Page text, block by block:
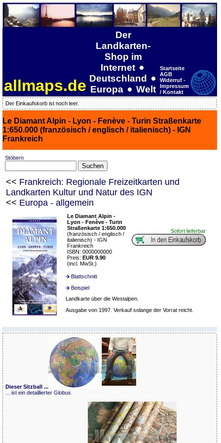
allmaps.de
Der
Landkarten-
Shop im
Internet
Deutschland
Europa
Welt
Startseite
AGB
Widerruf -
Impressum
/ Kontakt
Der Einkaufskorb ist noch leer.
Le Diamant Alpin - Lyon - Fenève - Turin Straßenkarte
1:650.000 (französisch / englisch / italienisch) - IGN
Frankreich
Stöbern
<< Frankreich: Regionale Freizeitkarten und
Landkarten Kultur und Natur des IGN
<< Europa - allgemein
Le Diamant Alpin -
Lyon - Fenève - Turin
Straßenkarte 1:650.000
(französisch / englisch /
italienisch) - IGN
Frankreich
ISBN: 0000000000
Preis: EUR 9.90
(incl. MwSt.)
Sofort lieferbar
Blattschnitt
Beispiel
Landkarte über die Westalpen.
Ausgabe von 1997. Verkauf solange der Vorrat reicht.
Dieser Sitzball ...
... ist ein detaillierter Globus